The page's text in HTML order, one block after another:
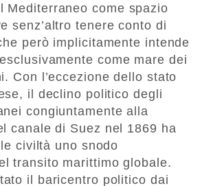
Mediterraneo come spazio
senz’altro tenere conto di
però implicitamente intende
come mare dei
Con l’eccezione dello stato
il declino politico degli
congiuntamente alla
canale di Suez nel 1869 ha
civiltà uno snodo
transito marittimo globale.
il baricentro politico dai